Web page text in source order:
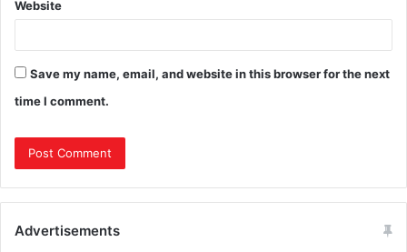
Website
Save my name, email, and website in this browser for the next
time I comment.
Advertisements